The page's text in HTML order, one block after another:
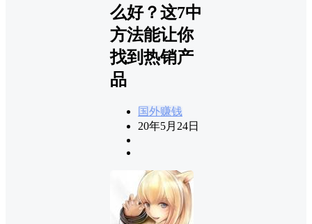
么好？这7中
方法能让你
找到热销产
品
国外赚钱
20年5月24日